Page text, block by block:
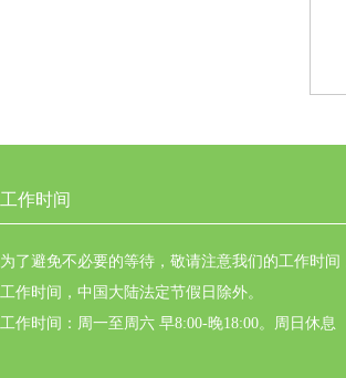
工作时间
为了避免不必要的等待，敬请注意我们的工作时间
工作时间，中国大陆法定节假日除外。
工作时间：周一至周六 早8:00-晚18:00。周日休息